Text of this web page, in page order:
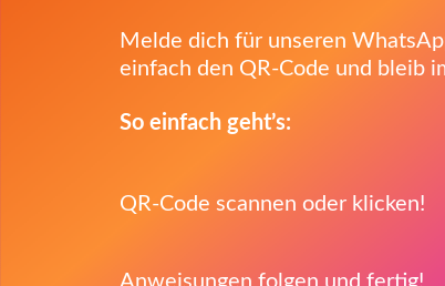
Melde dich für unseren
einfach den QR-Code und bleib
So einfach geht’s:
QR-Code scannen oder klicken!